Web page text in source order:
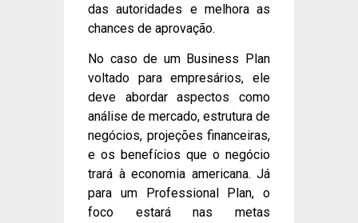
das autoridades e melhora as
chances de aprovação.
No caso de um Business Plan
voltado para empresários, ele
deve abordar aspectos como
análise de mercado, estrutura de
negócios, projeções financeiras,
e os benefícios que o negócio
trará à economia americana. Já
para um Professional Plan, o
foco estará nas metas